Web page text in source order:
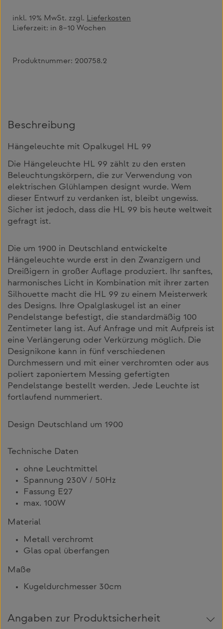
inkl. 19% MwSt. zzgl. Lieferkosten
Lieferzeit: in 8–10 Wochen
Produktnummer: 200758.2
Beschreibung
Hängeleuchte mit Opalkugel HL 99
Die Hängeleuchte HL 99 zählt zu den ersten
Beleuchtungskörpern, die zur Verwendung von
elektrischen Glühlampen designt wurde. Wem
dieser Entwurf zu verdanken ist, bleibt ungewiss.
Sicher ist jedoch, dass die HL 99 bis heute weltweit
gefragt ist.
Die um 1900 in Deutschland entwickelte
Hängeleuchte wurde erst in den Zwanzigern und
Dreißigern in großer Auflage produziert. Ihr sanftes,
harmonisches Licht in Kombination mit ihrer zarten
Silhouette macht die HL 99 zu einem Meisterwerk
des Designs. Ihre Opalglaskugel ist an einer
Pendelstange befestigt, die standardmäßig 100
Zentimeter lang ist. Auf Anfrage und mit Aufpreis ist
eine Verlängerung oder Verkürzung möglich. Die
Designikone kann in fünf verschiedenen
Durchmessern und mit einer verchromten oder aus
poliert zaponiertem Messing gefertigten
Pendelstange bestellt werden. Jede Leuchte ist
fortlaufend nummeriert.
Design Deutschland um 1900
Technische Daten
ohne Leuchtmittel
Spannung 230V / 50Hz
Fassung E27
max. 100W
Material
Metall verchromt
Glas opal überfangen
Maße
Kugeldurchmesser 30cm
Angaben zur Produktsicherheit